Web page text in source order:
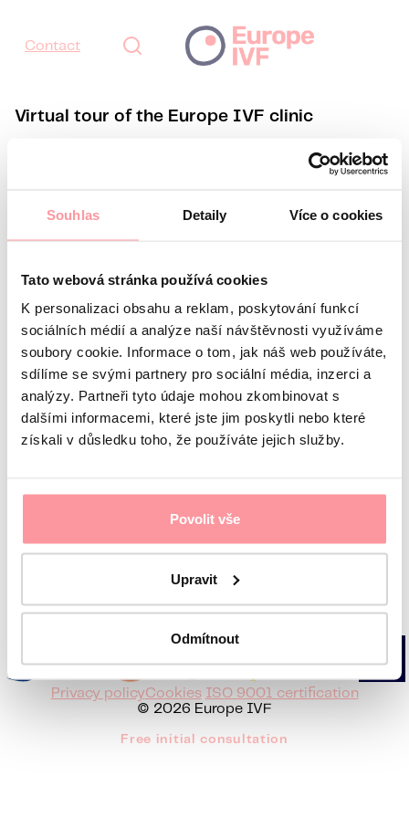
Souhlas Detaily Více o cookies
Tato webová stránka používá cookies
K personalizaci obsahu a reklam, poskytování funkcí
sociálních médií a analýze naší návštěvnosti využíváme
soubory cookie. Informace o tom, jak náš web používáte,
sdílíme se svými partnery pro sociální média, inzerci a
analýzy. Partneři tyto údaje mohou zkombinovat s
dalšími informacemi, které jste jim poskytli nebo které
získali v důsledku toho, že používáte jejich služby.
Povolit vše
Upravit
Odmítnout
Contact
Virtual tour of the Europe IVF clinic
Take a tour of the brand new EUROPE IVF Assisted
Privacy policyCookies
ISO 9001 certification
© 2026 Europe IVF
Free initial consultation